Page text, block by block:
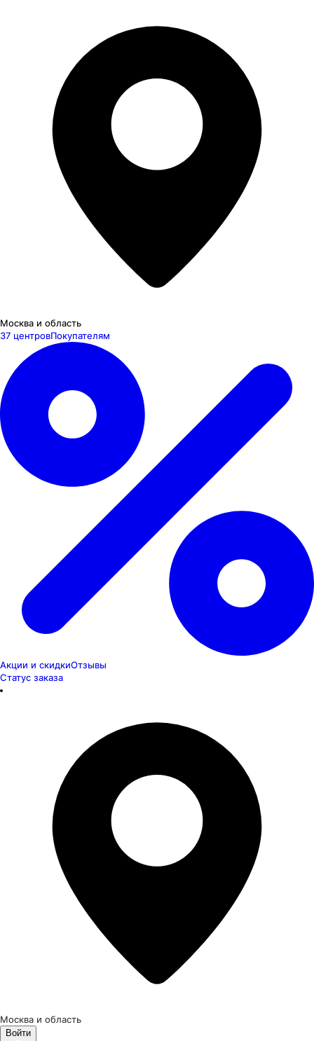
Москва и область
37 центровПокупателям
Акции и скидкиОтзывы
Статус заказа
Москва и область
Войти